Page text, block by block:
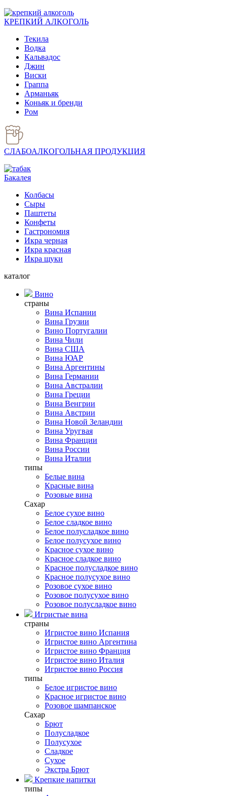
КРЕПКИЙ АЛКОГОЛЬ
Текила
Водка
Кальвадос
Джин
Виски
Граппа
Арманьяк
Коньяк и бренди
Ром
СЛАБОАЛКОГОЛЬНАЯ ПРОДУКЦИЯ
Бакалея
Колбасы
Сыры
Паштеты
Конфеты
Гастрономия
Икра черная
Икра красная
Икра щуки
каталог
Вино
страны
Вина Испании
Вина Грузии
Вино Португалии
Вина Чили
Вина США
Вина ЮАР
Вина Аргентины
Вина Германии
Вина Австралии
Вина Греции
Вина Венгрии
Вина Австрии
Вина Новой Зеландии
Вина Уругвая
Вина Франции
Вина России
Вина Италии
типы
Белые вина
Красные вина
Розовые вина
Сахар
Белое сухое вино
Белое сладкое вино
Белое полусладкое вино
Белое полусухое вино
Красное сухое вино
Красное сладкое вино
Красное полусладкое вино
Красное полусухое вино
Розовое сухое вино
Розовое полусухое вино
Розовое полусладкое вино
Игристые вина
страны
Игристое вино Испания
Игристое вино Аргентина
Игристое вино Франция
Игристое вино Италия
Игристое вино Россия
типы
Белое игристое вино
Красное игристое вино
Розовое шампанское
Сахар
Брют
Полусладкое
Полусухое
Сладкое
Сухое
Экстра Брют
Крепкие напитки
типы